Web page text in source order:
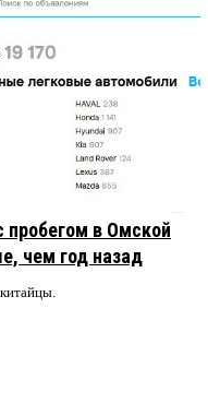
пробегом в Омской
чем год назад